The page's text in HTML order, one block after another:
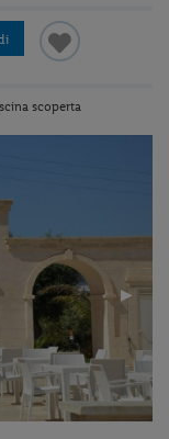
scoperta
Next
▶︎